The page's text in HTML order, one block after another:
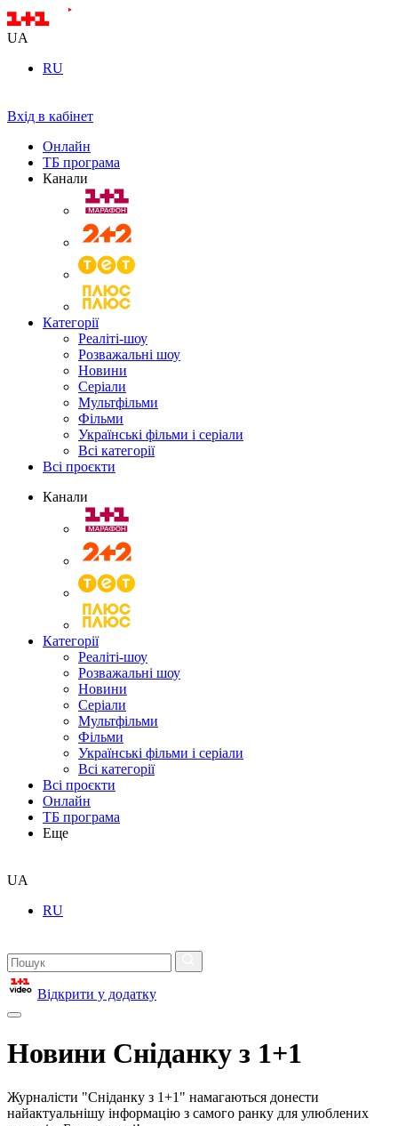
UA
RU
Вхід в кабінет
Онлайн
ТБ програма
Канали
Категорії
Реаліті-шоу
Розважальні шоу
Новини
Серіали
Мультфільми
Фільми
Українські фільми і серіали
Всі категорії
Всі проєкти
Канали
Категорії
Реаліті-шоу
Розважальні шоу
Новини
Серіали
Мультфільми
Фільми
Українські фільми і серіали
Всі категорії
Всі проєкти
Онлайн
ТБ програма
Еще
UA
RU
Відкрити у додатку
Новини Сніданку з 1+1
Журналісти "Сніданку з 1+1" намагаються донести
найактуальнішу інформацію з самого ранку для улюблених